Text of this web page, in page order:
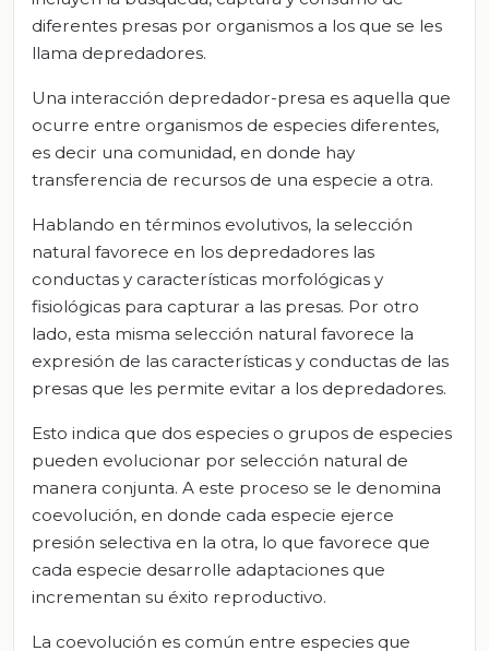
diferentes presas por organismos a los que se les
llama depredadores.
Una interacción depredador-presa es aquella que
ocurre entre organismos de especies diferentes,
es decir una comunidad, en donde hay
transferencia de recursos de una especie a otra.
Hablando en términos evolutivos, la selección
natural favorece en los depredadores las
conductas y características morfológicas y
fisiológicas para capturar a las presas. Por otro
lado, esta misma selección natural favorece la
expresión de las características y conductas de las
presas que les permite evitar a los depredadores.
Esto indica que dos especies o grupos de especies
pueden evolucionar por selección natural de
manera conjunta. A este proceso se le denomina
coevolución, en donde cada especie ejerce
presión selectiva en la otra, lo que favorece que
cada especie desarrolle adaptaciones que
incrementan su éxito reproductivo.
La coevolución es común entre especies que